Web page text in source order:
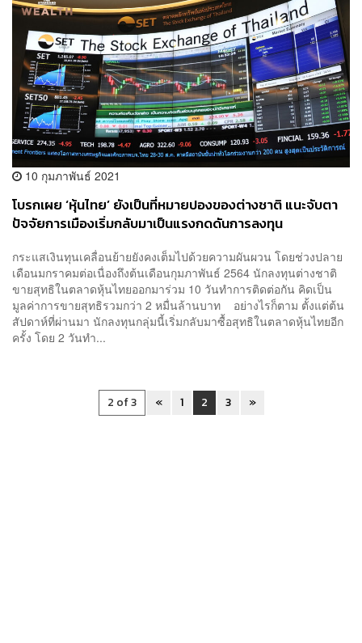
10 กุมภาพันธ์ 2021
โบรกเผย ‘หุ้นไทย’ ยังเป็นที่หมายปองของต่างชาติ แนะจับตา
ปัจจัยการเมืองเริ่มกลับมาเป็นแรงกดดันการลงทุน
กระแสเงินทุนเคลื่อนย้ายยังคงเต็มไปด้วยความผันผวน โดยช่วงปลาย
เดือนมกราคมต่อเนื่องถึงต้นเดือนกุมภาพันธ์ 2564 นักลงทุนต่างชาติ
ขายสุทธิในตลาดหุ้นไทยออกมาร่วม 10 วันทำการติดต่อกัน คิดเป็น
มูลค่าการขายสุทธิรวมกว่า 2 หมื่นล้านบาท อย่างไรก็ตาม ตั้งแต่ต้น
สัปดาห์ที่ผ่านมา นักลงทุนกลุ่มนี้เริ่มกลับมาซื้อสุทธิในตลาดหุ้นไทยอีก
ครั้ง โดย 2 วันทำ...
2 of 3 « 1 2 3 »